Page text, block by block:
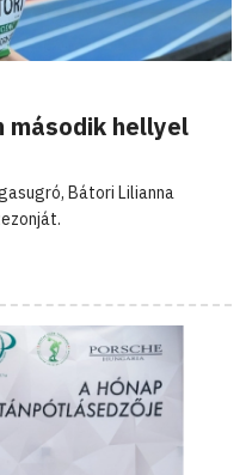
második hellyel
Bátori Lilianna